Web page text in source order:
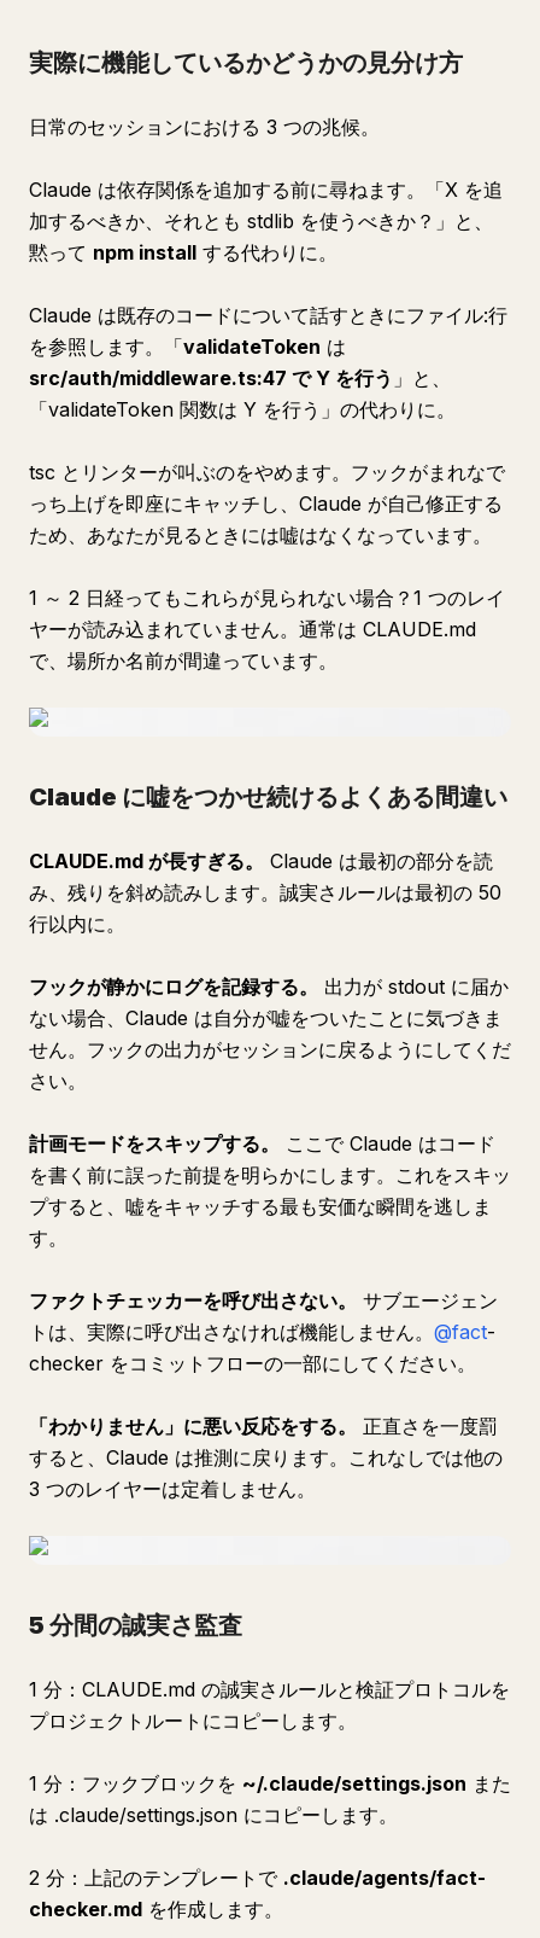
実際に機能しているかどうかの見分け方
日常のセッションにおける 3 つの兆候。
Claude は依存関係を追加する前に尋ねます。「X を追
加するべきか、それとも stdlib を使うべきか？」と、
黙って npm install する代わりに。
Claude は既存のコードについて話すときにファイル:行
を参照します。「validateToken は
src/auth/middleware.ts:47 で Y を行う 」と、
「validateToken 関数は Y を行う」の代わりに。
tsc とリンターが叫ぶのをやめます。フックがまれなで
っち上げを即座にキャッチし、Claude が自己修正する
ため、あなたが見るときには嘘はなくなっています。
1 ～ 2 日経ってもこれらが見られない場合？1 つのレイ
ヤーが読み込まれていません。通常は CLAUDE.md
で、場所か名前が間違っています。
Claude に嘘をつかせ続けるよくある間違い
CLAUDE.md が長すぎる。
Claude は最初の部分を読
み、残りを斜め読みします。誠実さルールは最初の 50
行以内に。
フックが静かにログを記録する。
出力が stdout に届か
ない場合、Claude は自分が嘘をついたことに気づきま
せん。フックの出力がセッションに戻るようにしてくだ
さい。
計画モードをスキップする。
ここで Claude はコード
を書く前に誤った前提を明らかにします。これをスキッ
プすると、嘘をキャッチする最も安価な瞬間を逃しま
す。
ファクトチェッカーを呼び出さない。
サブエージェン
トは、実際に呼び出さなければ機能しません。 @fact-
checker をコミットフローの一部にしてください。
「わかりません」に悪い反応をする。
正直さを一度罰
すると、Claude は推測に戻ります。これなしでは他の
3 つのレイヤーは定着しません。
5 分間の誠実さ監査
1 分：CLAUDE.md の誠実さルールと検証プロトコルを
プロジェクトルートにコピーします。
1 分：フックブロックを ~/.claude/settings.json また
は .claude/settings.json にコピーします。
2 分：上記のテンプレートで .claude/agents/fact-
checker.md を作成します。